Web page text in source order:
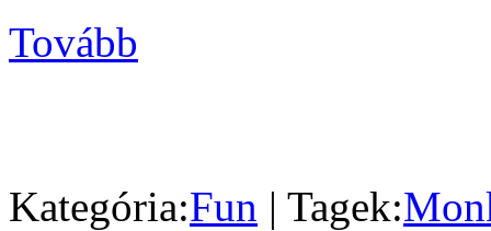
Tovább
Kategória:Fun | Tagek: